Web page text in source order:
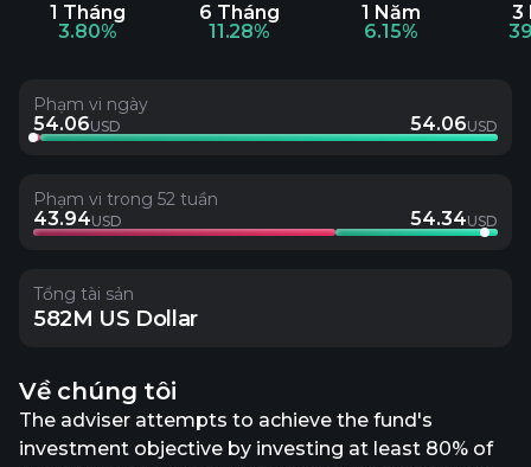
1 Tháng
3.80%
6 Tháng
11.28%
1 Năm
6.15%
3
Phạm vi ngày
54.06USD 54.06USD
Phạm vi trong 52 tuần
43.94USD 54.34USD
Tổng tài sản
582M US Dollar
Về chúng tôi
The adviser attempts to achieve the fund's
investment objective by investing at least 80% of